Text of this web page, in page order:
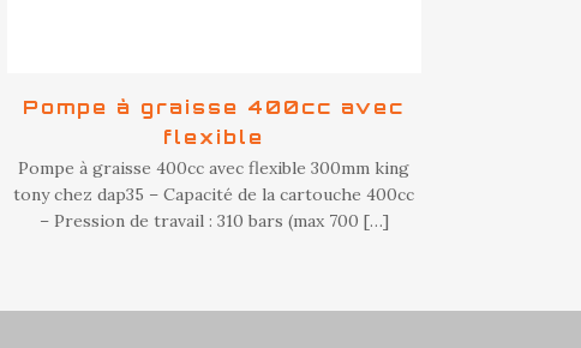
Pompe à graisse 400cc avec
flexible
Pompe à graisse 400cc avec flexible 300mm king
tony chez dap35 – Capacité de la cartouche 400cc
– Pression de travail : 310 bars (max 700 […]